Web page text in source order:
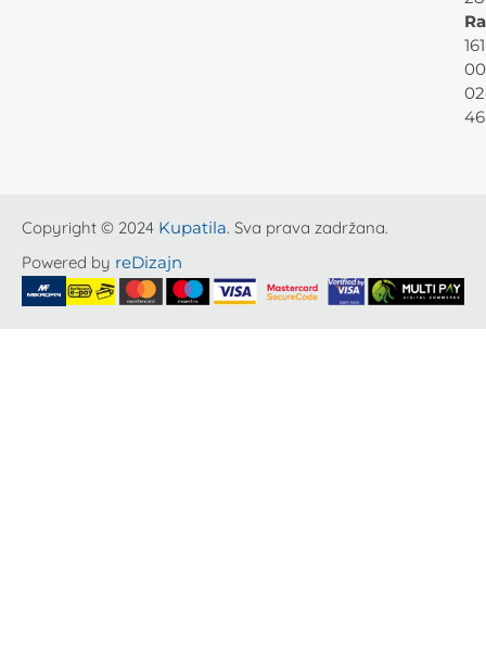
46
Copyright © 2024 Kupatila. Sva prava zadržana.
Powered by reDizajn